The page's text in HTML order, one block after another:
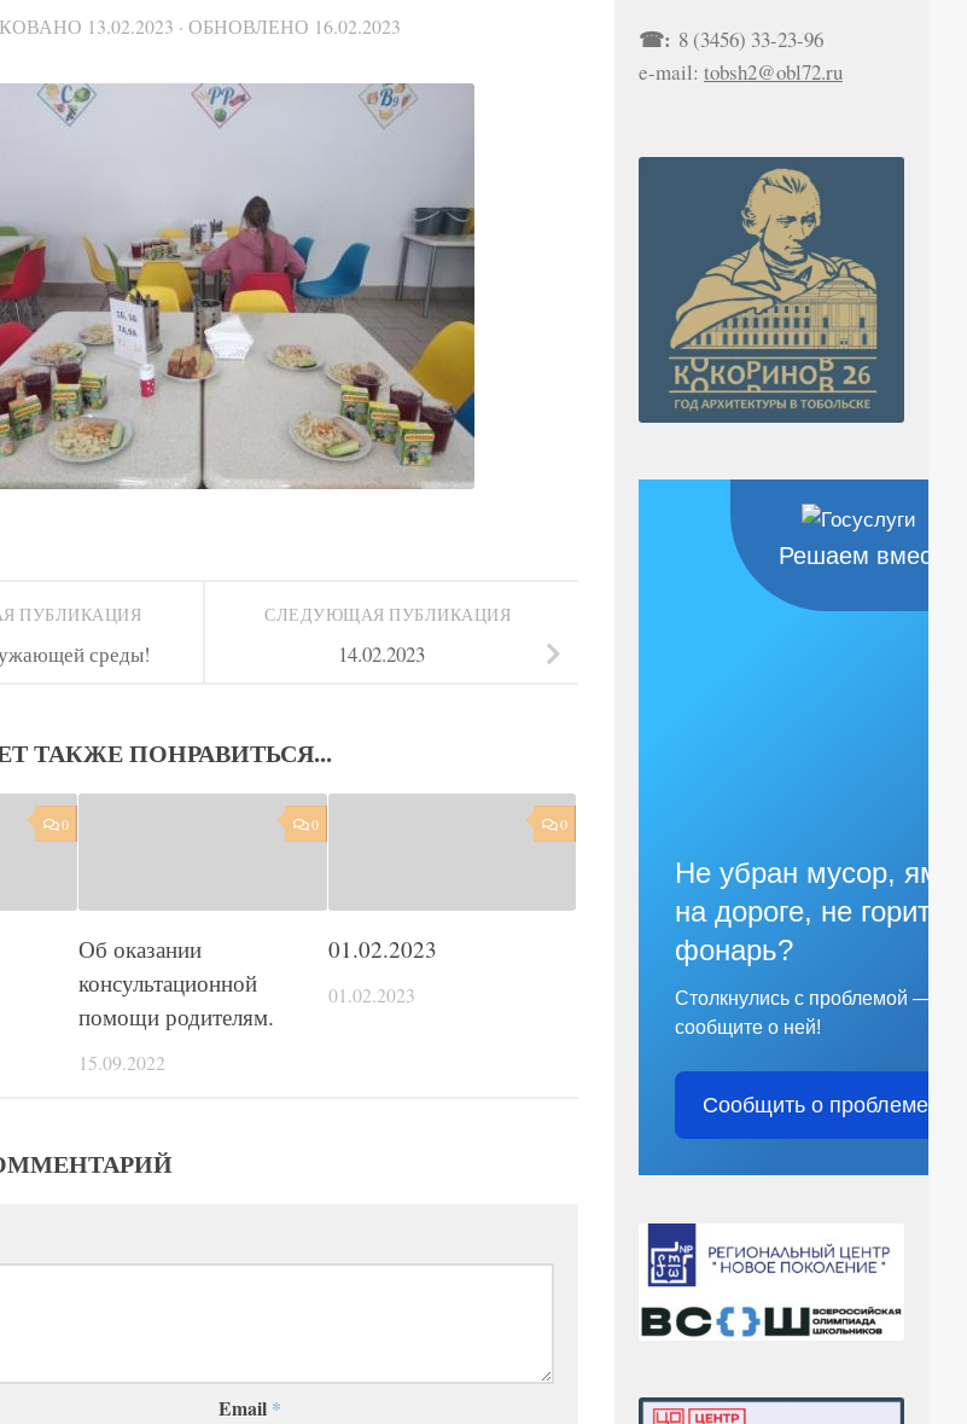
13.02.2023 · ОБНОВЛЕНО 16.02.2023
СЛЕДУЮЩАЯ ПУБЛИКАЦИЯ
14.02.2023
ПУБЛИКАЦИЯ
среды!
ТАКЖЕ ПОНРАВИТЬСЯ...
0 0
Об оказании
консультационной
помощи родителям.
15.09.2022
0
01.02.2023
01.02.2023
Email *
☎: 8 (3456) 33-23-96
e-mail: tobsh2@obl72.ru
Решаем вместе
Не убран мусор, яма
на дороге, не горит
фонарь?
Столкнулись с проблемой —
сообщите о ней!
Сообщить о проблеме